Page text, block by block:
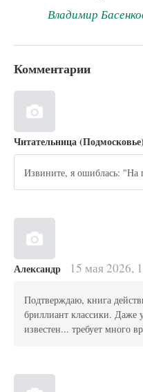
Владимир
Комментарии
Читательница (Подмосковье)
Извините, я ошиблась: "На
Александр 15 мая 2026,
Подтверждаю, книга
бриллиант классики. Даже
известен... требует много